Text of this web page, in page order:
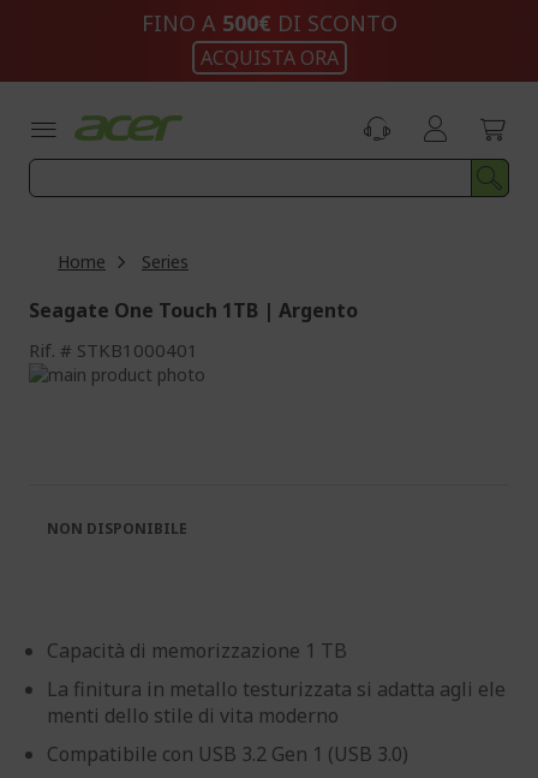
FINO A 500€ DI SCONTO
ACQUISTA ORA
Home Series
Seagate One Touch 1TB | Argento
Rif. STKB1000401
Vai
immagini
immagini
Capacità di memorizzazione 1 TB
La finitura in metallo testurizzata si adatta agli ele
menti dello stile di vita moderno
Compatibile con USB 3.2 Gen 1 (USB 3.0)
NON DISPONIBILE